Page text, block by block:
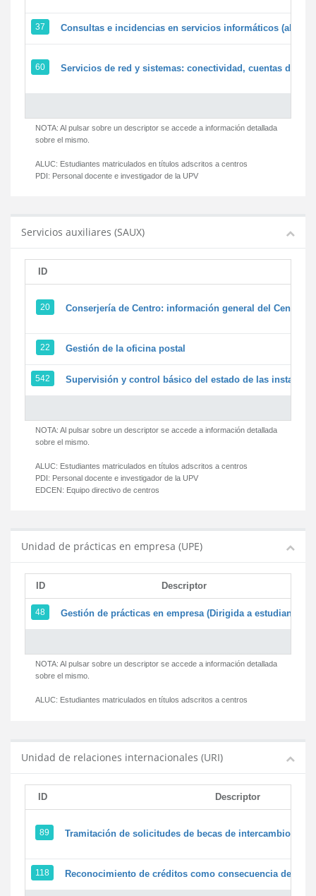
37 Consultas e incidencias en servicios informáticos
60 Servicios de red y sistemas: conectividad, cuentas de
NOTA: Al pulsar sobre un descriptor se accede a información detallada
sobre el mismo.
ALUC: Estudiantes matriculados en títulos adscritos a centros
PDI: Personal docente e investigador de la UPV
Servicios auxiliares (SAUX)
ID
20 Conserjería de Centro: información general del Centro y
22 Gestión de la oficina postal
542 Supervisión y control básico del estado de las
NOTA: Al pulsar sobre un descriptor se accede a información detallada
sobre el mismo.
ALUC: Estudiantes matriculados en títulos adscritos a centros
PDI: Personal docente e investigador de la UPV
EDCEN: Equipo directivo de centros
Unidad de prácticas en empresa (UPE)
ID Descriptor
48 Gestión de prácticas en empresa (Dirigida a estudiantes)
NOTA: Al pulsar sobre un descriptor se accede a información detallada
sobre el mismo.
ALUC: Estudiantes matriculados en títulos adscritos a centros
Unidad de relaciones internacionales (URI)
ID Descriptor
89 Tramitación de solicitudes de becas de intercambio
118 Reconocimiento de créditos como consecuencia de un